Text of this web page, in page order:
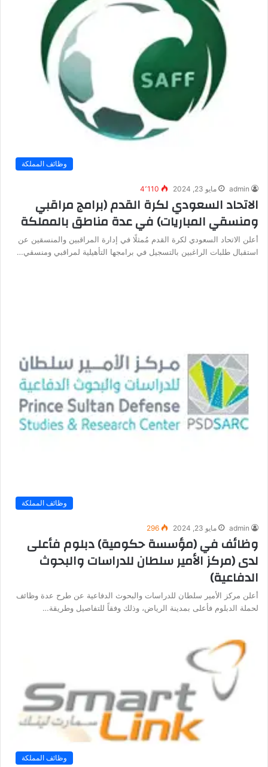
وظائف المملكة
admin مايو 23, 2024 4٬110
الاتحاد السعودي لكرة القدم (برامج مراقبي
ومنسقي المباريات) في عدة مناطق بالمملكة
أعلن الاتحاد السعودي لكرة القدم مُمثلًا في إدارة المراقبين والمنسقين عن
استقبال طلبات الراغبين بالتسجيل في برامجها التأهيلية لمراقبي ومنسقي…
وظائف المملكة
admin مايو 23, 2024 296
وظائف في (مؤسسة حكومية) دبلوم فأعلى
لدى (مركز الأمير سلطان للدراسات والبحوث
الدفاعية)
أعلن مركز الأمير سلطان للدراسات والبحوث الدفاعية عن طرح عدة وظائف
لحملة الدبلوم فأعلى بمدينة الرياض، وذلك وفقاً للتفاصيل وطريقة…
وظائف المملكة